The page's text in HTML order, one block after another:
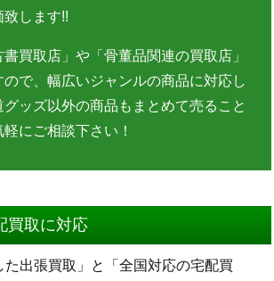
します!!
買取店」や「骨董品関連の買取店」
ので、幅広いジャンルの商品に対応し
ッズ以外の商品もまとめて売ること
にご相談下さい！
買取に対応
た出張買取」と「全国対応の宅配買